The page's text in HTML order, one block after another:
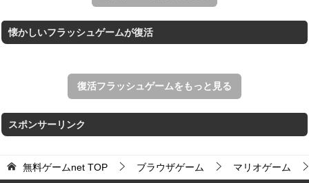
懐かしいフラッシュゲームが復活
復活フラッシュゲームをもっと見る
スポンサーリンク
無料ゲームnet TOP ブラウザゲーム マリオゲーム